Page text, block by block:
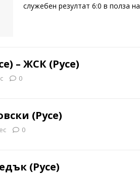
служебен резултат 6:0 в полза на
– ЖСК (Русе)
0
(Русе)
0
(Русе)